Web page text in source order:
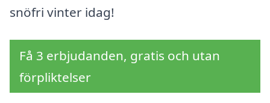
snöfri vinter idag!
Få 3 erbjudanden, gratis och utan
förpliktelser